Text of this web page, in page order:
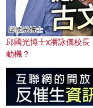
邱國光博士x潘詠儀校
動機？